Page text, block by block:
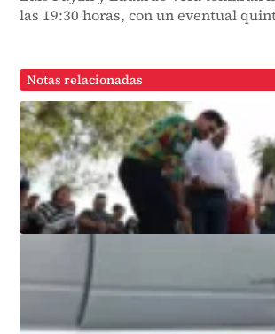
las 19:30 horas, con un eventual
Notas relacionadas